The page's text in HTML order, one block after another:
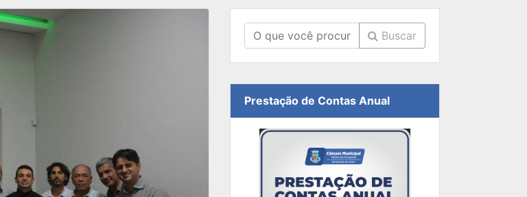
Buscar
Prestação de Contas Anual